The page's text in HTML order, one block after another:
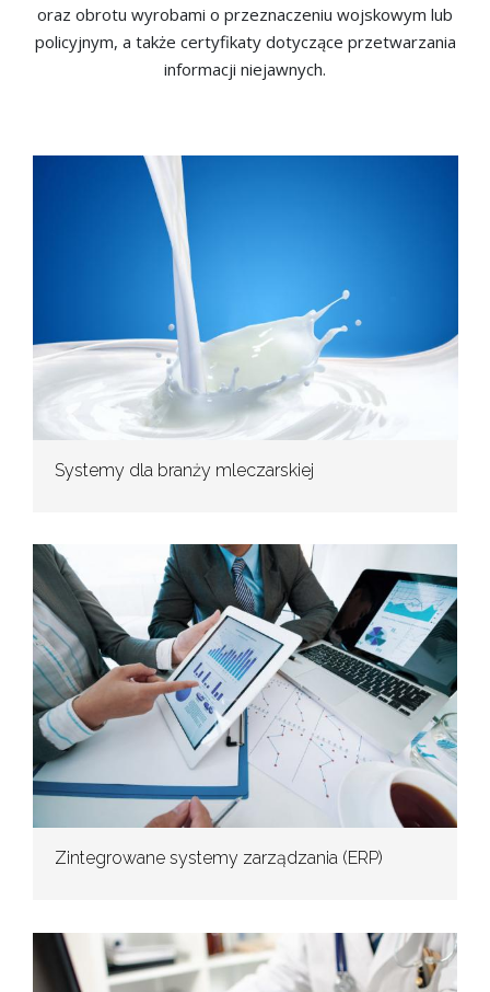
oraz obrotu wyrobami o przeznaczeniu wojskowym lub
policyjnym, a także certyfikaty dotyczące przetwarzania
informacji niejawnych.
Systemy dla branży mleczarskiej
Zintegrowane systemy zarządzania (ERP)